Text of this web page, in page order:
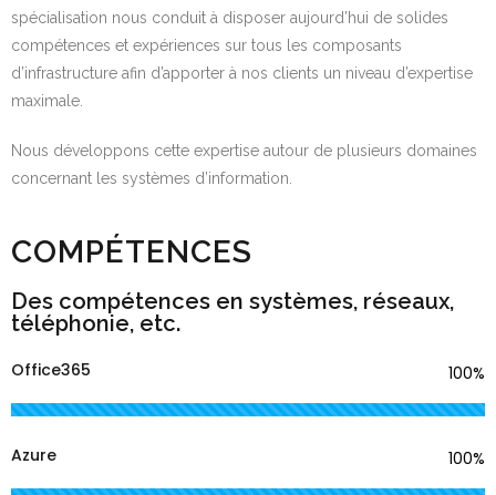
spécialisation nous conduit à disposer aujourd’hui de solides
compétences et expériences sur tous les composants
d’infrastructure afin d’apporter à nos clients un niveau d’expertise
maximale.
Nous développons cette expertise autour de plusieurs domaines
concernant les systèmes d’information.
COMPÉTENCES
Des compétences en systèmes, réseaux,
téléphonie, etc.
Office365 100%
Azure 100%